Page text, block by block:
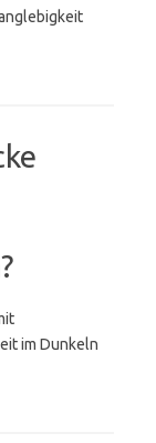
im Dunkeln